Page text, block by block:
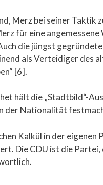
Merz bei seiner
für eine
die jüngst
als Verteidiger des
[6].
hält die „Stadtbild“-
der Nationalität
Kalkül in der
Die CDU ist die